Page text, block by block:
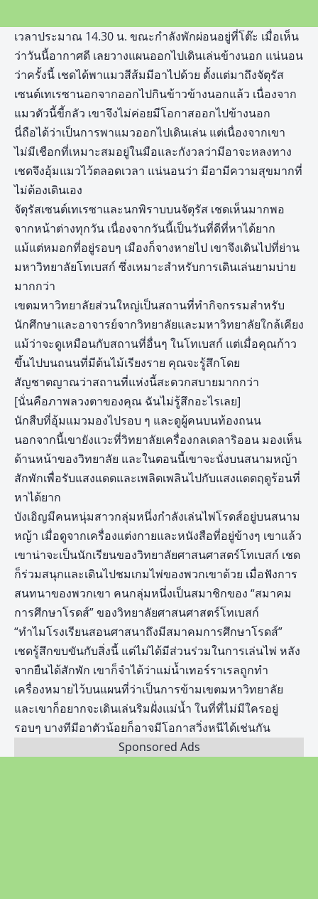
เวลาประมาณ 14.30 น. ขณะกำลังพักผ่อนอยู่ที่โต๊ะ เมื่อเห็น
ว่าวันนี้อากาศดี เลยวางแผนออกไปเดินเล่นข้างนอก แน่นอน
ว่าครั้งนี้ เชดได้พาแมวสีส้มมีอาไปด้วย ตั้งแต่มาถึงจัตุรัส
เซนต์เทเรซานอกจากออกไปกินข้าวข้างนอกแล้ว เนื่องจาก
แมวตัวนี้ขี้กลัว เขาจึงไม่ค่อยมีโอกาสออกไปข้างนอก
นี่ถือได้ว่าเป็นการพาแมวออกไปเดินเล่น แต่เนื่องจากเขา
ไม่มีเชือกที่เหมาะสมอยู่ในมือและกังวลว่ามีอาจะหลงทาง
เชดจึงอุ้มแมวไว้ตลอดเวลา แน่นอนว่า มีอามีความสุขมากที่
ไม่ต้องเดินเอง
จัตุรัสเซนต์เทเรซาและนกพิราบบนจัตุรัส เชดเห็นมากพอ
จากหน้าต่างทุกวัน เนื่องจากวันนี้เป็นวันที่ดีที่หาได้ยาก
แม้แต่หมอกที่อยู่รอบๆ เมืองก็จางหายไป เขาจึงเดินไปที่ย่าน
มหาวิทยาลัยโทเบสก์ ซึ่งเหมาะสำหรับการเดินเล่นยามบ่าย
มากกว่า
เขตมหาวิทยาลัยส่วนใหญ่เป็นสถานที่ทำกิจกรรมสำหรับ
นักศึกษาและอาจารย์จากวิทยาลัยและมหาวิทยาลัยใกล้เคียง
แม้ว่าจะดูเหมือนกับสถานที่อื่นๆ ในโทเบสก์ แต่เมื่อคุณก้าว
ขึ้นไปบนถนนที่มีต้นไม้เรียงราย คุณจะรู้สึกโดย
สัญชาตญาณว่าสถานที่แห่งนี้สะดวกสบายมากกว่า
[นั่นคือภาพลวงตาของคุณ ฉันไม่รู้สึกอะไรเลย]
นักสืบที่อุ้มแมวมองไปรอบ ๆ และดูผู้คนบนท้องถนน
นอกจากนี้เขายังแวะที่วิทยาลัยเครื่องกลเดลาริออน มองเห็น
ด้านหน้าของวิทยาลัย และในตอนนี้เขาจะนั่งบนสนามหญ้า
สักพักเพื่อรับแสงแดดและเพลิดเพลินไปกับแสงแดดฤดูร้อนที่
หาได้ยาก
บังเอิญมีคนหนุ่มสาวกลุ่มหนึ่งกำลังเล่นไพ่โรดส์อยู่บนสนาม
หญ้า เมื่อดูจากเครื่องแต่งกายและหนังสือที่อยู่ข้างๆ เขาแล้ว
เขาน่าจะเป็นนักเรียนของวิทยาลัยศาสนศาสตร์โทเบสก์ เชด
ก็ร่วมสนุกและเดินไปชมเกมไพ่ของพวกเขาด้วย เมื่อฟังการ
สนทนาของพวกเขา คนกลุ่มหนึ่งเป็นสมาชิกของ “สมาคม
การศึกษาโรดส์” ของวิทยาลัยศาสนศาสตร์โทเบสก์
“ทำไมโรงเรียนสอนศาสนาถึงมีสมาคมการศึกษาโรดส์”
เชดรู้สึกขบขันกับสิ่งนี้ แต่ไม่ได้มีส่วนร่วมในการเล่นไพ่ หลัง
จากยืนได้สักพัก เขาก็จำได้ว่าแม่น้ำเทอร์ราเรลถูกทำ
เครื่องหมายไว้บนแผนที่ว่าเป็นการข้ามเขตมหาวิทยาลัย
และเขาก็อยากจะเดินเล่นริมฝั่งแม่น้ำ ในที่ที่ไม่มีใครอยู่
รอบๆ บางทีมีอาตัวน้อยก็อาจมีโอกาสวิ่งหนีได้เช่นกัน
Sponsored Ads